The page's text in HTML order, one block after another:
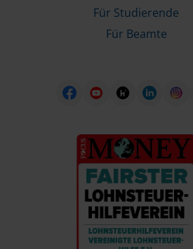
Für Studierende
Für Beamte